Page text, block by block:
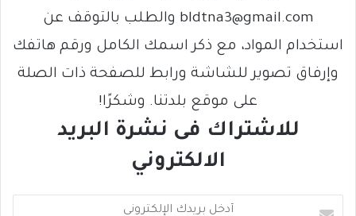
bldtna3@gmail.com والطلب بالتوقف عن
استخدام المواد، مع ذكر اسمك الكامل ورقم هاتفك
وإرفاق تصوير للشاشة ورابط للصفحة ذات الصلة
على موقع بلدتنا. وشكرًا!
للاشتراك فى نشرة البريد
الالكتروني